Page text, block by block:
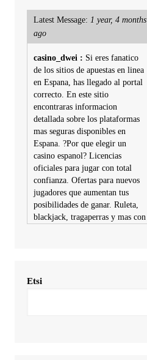
Latest Message: 1 year, 4 months
ago
casino_dwei : Si eres fanatico
de los sitios de apuestas en linea
en Espana, has llegado al portal
correcto. En este sitio
encontraras informacion
detallada sobre los plataformas
mas seguras disponibles en
Espana. ?Por que elegir un
casino espanol? Licencias
oficiales para jugar con total
confianza. Ofertas para nuevos
jugadores que aumentan tus
posibilidades de ganar. Ruleta,
blackjack, tragaperras y mas con
KimonicRisse :
Etsi